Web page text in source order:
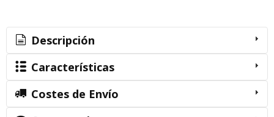
Descripción
Características
Costes de Envío